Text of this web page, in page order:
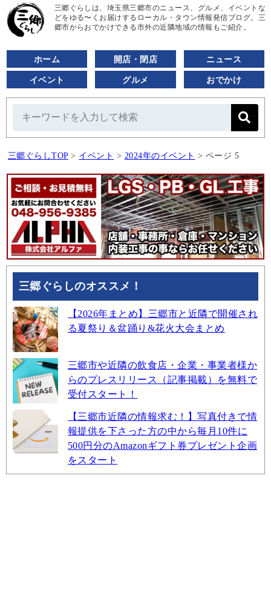
三郷ぐらしは、埼玉県三郷市のニュース、グルメ、イベントな
どをゆる〜くお届けするローカル・タウン情報発信ブログ。三
郷市からおでかけできる市外の近隣地域の情報もご紹介。
ホーム 開店・閉店 ニュース
イベント グルメ おでかけ
三郷ぐらしTOP > イベント > 2024年のイベント > ページ 5
三郷ぐらしのオススメ！
【2026年まとめ】三郷市と近隣で開催され
る夏祭り＆盆踊り&花火大会まとめ
三郷市や近隣の飲食店・企業・事業者様か
らのプレスリリース（記事掲載）を無料で
受付スタート！
【三郷市近隣の情報求む！】写真付きで情
報提供を下さった方の中から毎月10件に
500円分のAmazonギフト券プレゼント企画
をスタート